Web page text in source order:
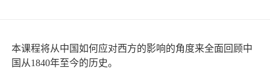
本课程将从中国如何应对西方的影响的角度来全面回顾中
国从1840年至今的历史。